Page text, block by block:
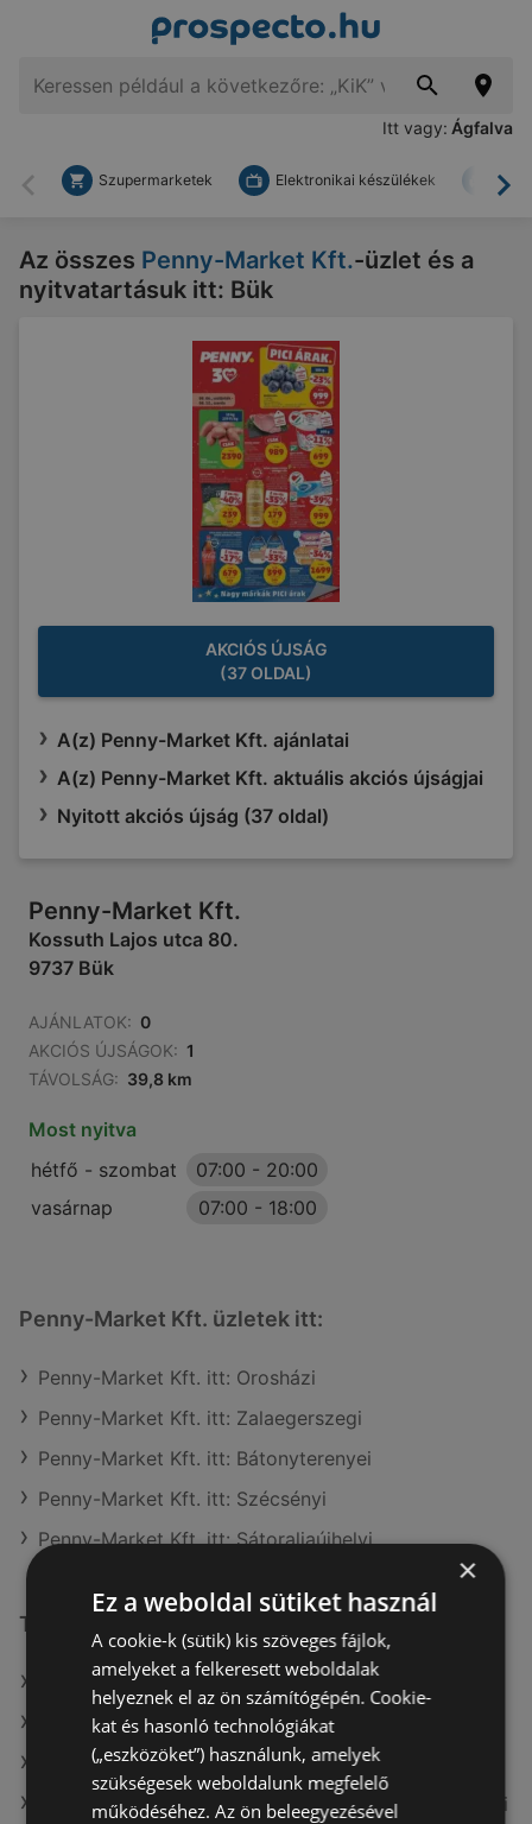
Itt vagy: Ágfalva
Vissza
Szupermarketek Elektronikai készülékek
Az összes Penny-Market Kft.-üzlet és a
nyitvatartásuk itt: Bük
AKCIÓS ÚJSÁG
(37 OLDAL)
A(z) Penny-Market Kft. ajánlatai
A(z) Penny-Market Kft. aktuális akciós újságjai
Nyitott akciós újság (37 oldal)
Penny-Market Kft.
Kossuth Lajos utca 80.
9737 Bük
AJÁNLATOK: 0
AKCIÓS ÚJSÁGOK: 1
TÁVOLSÁG: 39,8 km
Most nyitva
hétfő - szombat
07:00 - 20:00
vasárnap
07:00 - 18:00
Penny-Market Kft. üzletek itt:
Penny-Market Kft. itt: Orosházi
Penny-Market Kft. itt: Zalaegerszegi
Penny-Market Kft. itt: Bátonyterenyei
Penny-Market Kft. itt: Szécsényi
Penny-Market Kft. itt: Sátoraljaújhelyi
További linkek
A(z) Penny-Market Kft. ajánlatai
A(z) Interspar ajánlatai
A(z) Aldi ajánlatai
A(z) Fressnapf-Hungária Kft. aktuális akciós újságjai
×
Ez a weboldal sütiket használ
A cookie-k (sütik) kis szöveges fájlok,
amelyeket a felkeresett weboldalak
helyeznek el az ön számítógépén. Cookie-
kat és hasonló technológiákat
(„eszközöket”) használunk, amelyek
szükségesek weboldalunk megfelelő
működéséhez. Az ön beleegyezésével